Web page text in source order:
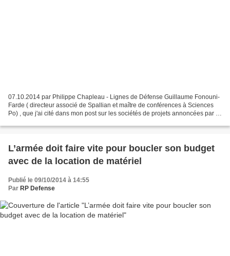
07.10.2014 par Philippe Chapleau - Lignes de Défense Guillaume Fonouni-
Farde ( directeur associé de Spallian et maître de conférences à Sciences
Po) , que j'ai cité dans mon post sur les sociétés de projets annoncées par le
L’armée doit faire vite pour boucler son budget
avec de la location de matériel
Publié le 09/10/2014 à 14:55
Par RP Defense